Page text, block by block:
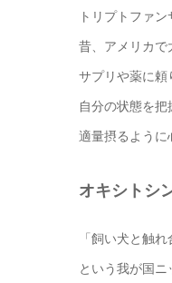
トリプトファン
昔、アメリカで
サプリや薬に頼
自分の状態を把
適量摂るように
オキシトシ
「飼い犬と触
という我が国ニ